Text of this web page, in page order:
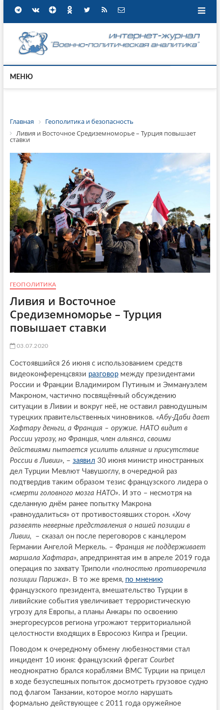
МЕНЮ
Главная
Геополитика и безопасность
Ливия и Восточное Средиземноморье – Турция повышает
ставки
ГЕОПОЛИТИКА
Ливия и Восточное
Средиземноморье – Турция
повышает ставки
03.07.2020
Состоявшийся 26 июня с использованием средств
видеоконференцсвязи разговормежду президентами
России и Франции Владимиром Путиным и Эммануэлем
Макроном, частично посвящённый обсуждению
ситуации в Ливии и вокруг неё, не оставил равнодушным
турецких правительственных чиновников. «Абу-Даби дает
Хафтару деньги, а Франция – оружие. НАТО видит в
России угрозу, но Франция, член альянса, своими
действиями пытается усилить влияние и присутствие
России в Ливии», – заявил 30 июня министр иностранных
дел Турции Мевлют Чавушоглу, в очередной раз
подтвердив таким образом тезис французского лидера о
«смерти головного мозга НАТО». И это – несмотря на
сделанную днём ранее попытку Макрона
«равноудалиться» от противостоявших сторон. «Хочу
развеять неверные представления о нашей позиции в
Ливии, – сказал он после переговоров с канцлером
Германии Ангелой Меркель. – Франция не поддерживает
маршала Хафтара», апредпринятая им в апреле 2019 года
операция по захвату Триполи «полностью противоречила
позиции Парижа». В то же время, по мнению
французского президента, вмешательство Турции в
ливийские события увеличивает террористическую
угрозу для Европы, а планы Анкары по освоению
энергоресурсов региона угрожают территориальной
целостности входящих в Евросоюз Кипра и Греции.
Поводом к очередному обмену любезностями стал
инцидент 10 июня: французский фрегат Courbet
неоднократно брался кораблями ВМС Турции на прицел
в ходе безуспешных попыток досмотреть грузовое судно
под флагом Танзании, которое могло нарушать
формально действующее с 2011 года оружейное